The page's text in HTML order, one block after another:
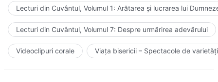
Lecturi din Cuvântul, Volumul 1: Arătarea și lucrarea lui
Lecturi din Cuvântul, Volumul 7: Despre urmărirea adevărului
Videoclipuri corale Viața bisericii – Spectacole de varietăți